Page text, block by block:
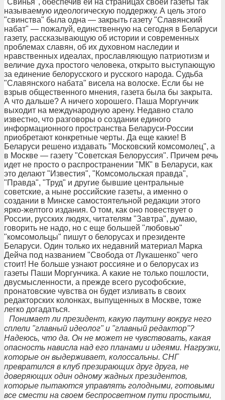
"Свинья", обеспечив ей на страницах своей газеты так
называемую идеологическую поддержку. А цель этого
"свинства" была одна — закрыть газету "Славянский
набат" — пожалуй, единственную на сегодня в Беларуси
газету, рассказывающую об истории и современных
проблемах славян, об их духовном наследии и
нравственных идеалах, прославляющую патриотизм и
величие духа простого человека, открыто выступающую
за единение белорусского и русского народа. Судьба
"Славянского набата" висела на волоске. Если бы не
взрыв общественного мнения, газета была бы закрыта.
А что дальше? А ничего хорошего. Паша Моргунчик
выходит на международную арену. Недавно стало
известно, что разговоры о создании единого
информационного пространства Беларуси-России
приобретают конкретные черты. Да еще какие! В
Беларуси решено издавать "Московский комсомолец", а
в Москве — газету "Советская Белоруссия". Причем речь
идет не просто о распространении "МК" в Беларуси, как
это делают "Известия", "Комсомольская правда",
"Правда", "Труд" и другие бывшие центральные
советские, а ныне российские газеты, а именно о
создании в Минске самостоятельной редакции этого
ярко-желтого издания. О том, как оно повествует о
России, русских людях, читателям "Завтра", думаю,
говорить не надо, но с еще большей "любовью"
"комсомольцы" пишут о белорусах и президенте
Беларуси. Один только их недавний материал Марка
Дейча под названием "Свобода от Лукашенко" чего
стоит! Не больше узнают россияне и о белорусах из
газеты Паши Моргунчика. А какие не только пошлости,
двусмысленности, а прежде всего русофобские,
пронатовские чувства он будет изливать в своих
редакторских колонках, выпущенных в Москве, тоже
легко догадаться.
Понимает ли президент, какую паутину вокруг него
сплели "главный идеолог" и "главный редактор"?
Надеюсь, что да. Он не может не чувствовать, какая
опасность нависла над его планами и идеями. Нагрузки,
которые он выдерживает, колоссальны. СНГ
превратился в клуб презирающих друг друга, не
доверяющих один одному жадных президентов,
которые пытаются управлять голодными, готовыми
все смести на своем беспросветном пути простыми,